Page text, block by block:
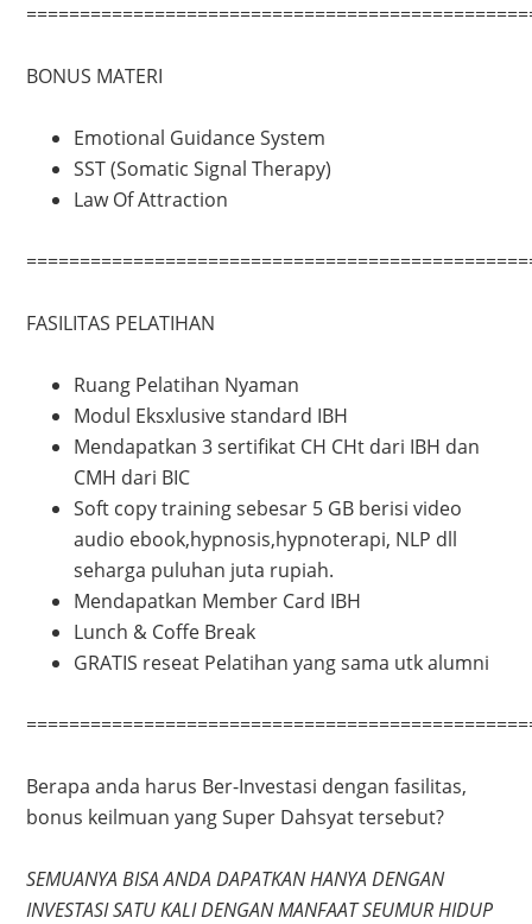
BONUS MATERI
Emotional Guidance System
SST (Somatic Signal Therapy)
Law Of Attraction
FASILITAS PELATIHAN
Ruang Pelatihan Nyaman
Modul Eksxlusive standard IBH
Mendapatkan 3 sertifikat CH CHt dari IBH dan
CMH dari BIC
Soft copy training sebesar 5 GB berisi video
audio ebook,hypnosis,hypnoterapi, NLP dll
seharga puluhan juta rupiah.
Mendapatkan Member Card IBH
Lunch & Coffe Break
GRATIS reseat Pelatihan yang sama utk alumni
Berapa anda harus Ber-Investasi dengan fasilitas,
bonus keilmuan yang Super Dahsyat tersebut?
SEMUANYA BISA ANDA DAPATKAN HANYA DENGAN
INVESTASI SATU KALI DENGAN MANFAAT SEUMUR HIDUP